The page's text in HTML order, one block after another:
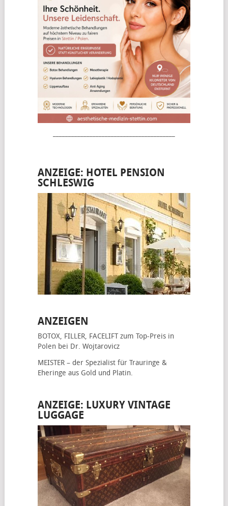
ANZEIGE: HOTEL PENSION
SCHLESWIG
ANZEIGEN
BOTOX, FILLER, FACELIFTzum Top-Preis in
Polen bei Dr. Wojtarovicz
MEISTER – der Spezialist für Trauringe &
Eheringe aus Gold und Platin.
ANZEIGE: LUXURY VINTAGE
LUGGAGE